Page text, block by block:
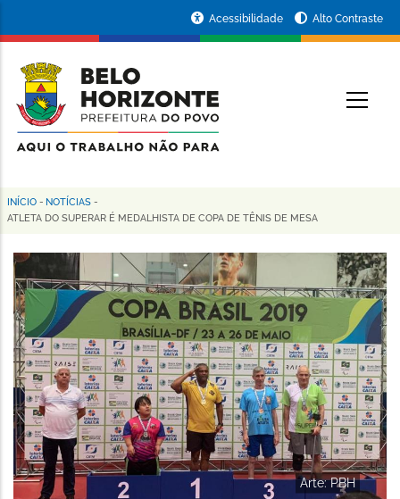
conteúdo
principal
da
Prefeitura
de
Horizonte
Acessibilidade Alto Contraste
Trilha
navegação
INÍCIO - NOTÍCIAS -
ATLETA DO SUPERAR É MEDALHISTA DE COPA DE TÊNIS DE MESA
Arte: PBH